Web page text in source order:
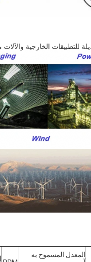
للتطبيقات الخارجية
المعدل المسموح به